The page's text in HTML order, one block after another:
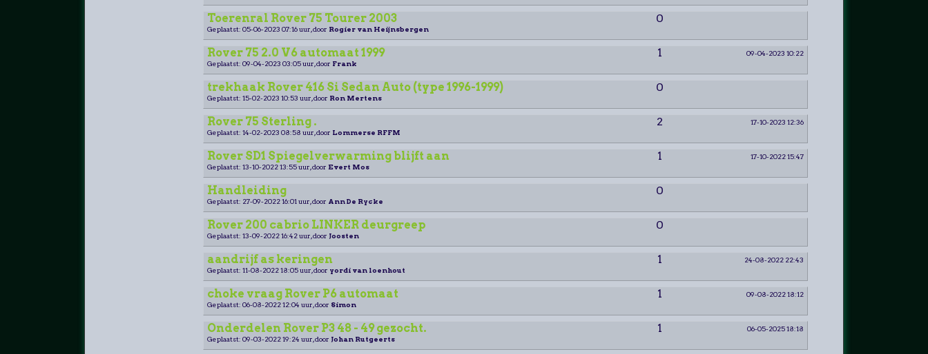
Toerenral Rover 75 Tourer 2003 0
Geplaatst: 05-06-2023 07:16 uur, door Rogier van Heijnsbergen
Rover 75 2.0 V6 automaat 1999 1
09-04-2023 10:22
Geplaatst: 09-04-2023 03:05 uur, door Frank
trekhaak Rover 416 Si Sedan Auto (type 1996-1999) 0
Geplaatst: 15-02-2023 10:53 uur, door Ron Mertens
Rover 75 Sterling . 2
17-10-2023 12:36
Geplaatst: 14-02-2023 08:58 uur, door Lommerse RFFM
Rover SD1 Spiegelverwarming blijft aan 1
17-10-2022 15:47
Geplaatst: 13-10-2022 13:55 uur, door Evert Mos
Handleiding 0
Geplaatst: 27-09-2022 16:01 uur, door Ann De Rycke
Rover 200 cabrio LINKER deurgreep 0
Geplaatst: 13-09-2022 16:42 uur, door Joosten
aandrijf as keringen 1
24-08-2022 22:43
Geplaatst: 11-08-2022 18:05 uur, door yordi van loenhout
choke vraag Rover P6 automaat 1
09-08-2022 18:12
Geplaatst: 06-08-2022 12:04 uur, door Simon
Onderdelen Rover P3 48 - 49 gezocht. 1
06-05-2025 18:18
Geplaatst: 09-03-2022 19:24 uur, door Johan Rutgeerts